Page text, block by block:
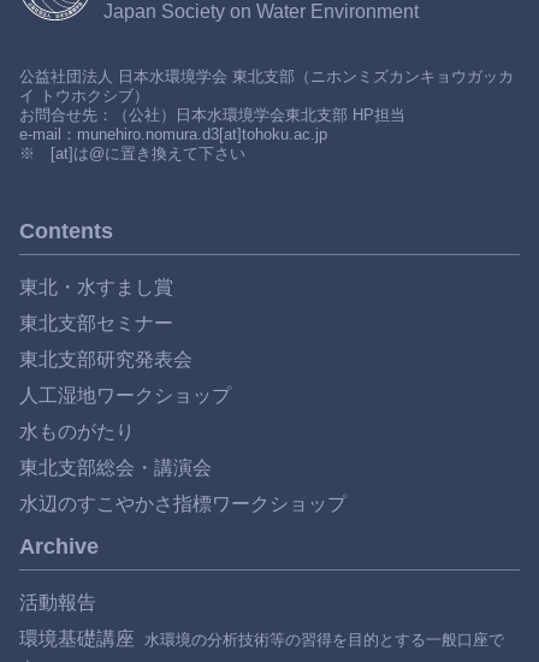
Japan Society on Water Environment
公益社団法人 日本水環境学会 東北支部（ニホンミズカンキョウガッカ
イ トウホクシブ）
お問合せ先：（公社）日本水環境学会東北支部 HP担当
e-mail：munehiro.nomura.d3[at]tohoku.ac.jp
※ [at]は@に置き換えて下さい
Contents
東北・水すまし賞
東北支部セミナー
東北支部研究発表会
人工湿地ワークショップ
水ものがたり
東北支部総会・講演会
水辺のすこやかさ指標ワークショップ
Archive
活動報告
環境基礎講座